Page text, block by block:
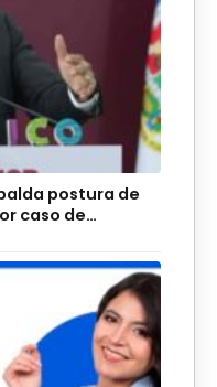
postura de
caso de